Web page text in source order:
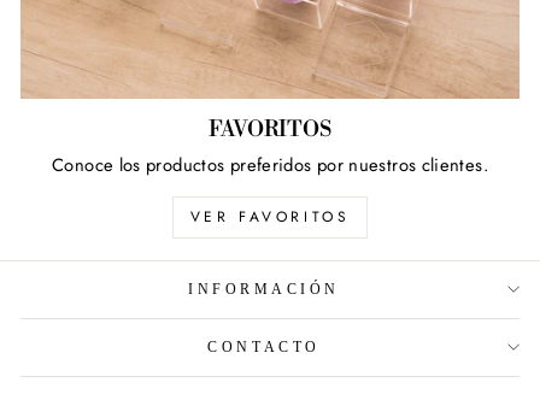
FAVORITOS
Conoce los productos preferidos por nuestros clientes.
VER FAVORITOS
INFORMACIÓN
CONTACTO